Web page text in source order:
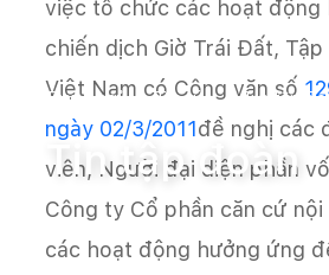
Trang chủ Tin tức Tin tập
Tin tập đoàn
việc tổ chức các hoạt động
chiến dịch Giờ Trái Đất,
Việt Nam có Công văn số
ngày 02/3/2011đề nghị các
viên, Người đại diện phần
Công ty Cổ phần căn cứ
các hoạt động hưởng ứng